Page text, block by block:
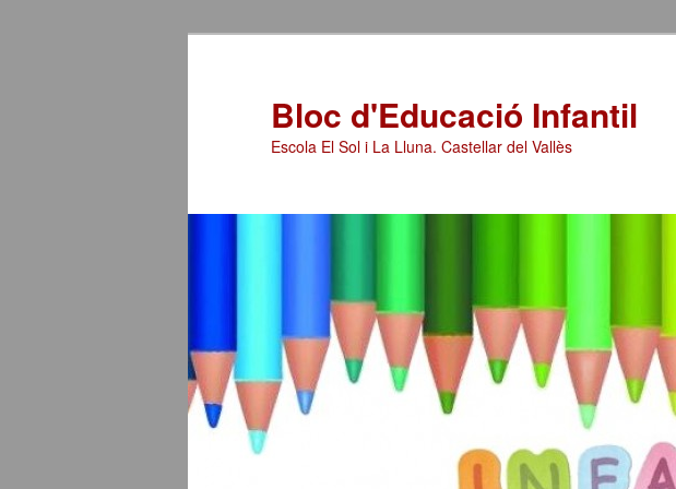
Bloc d'Educació Infantil
Escola El Sol i La Lluna. Castellar del Vallès